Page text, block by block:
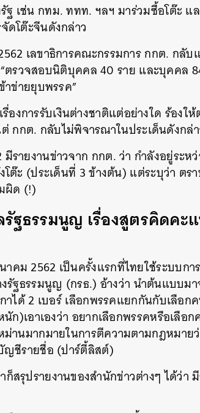
ฐ เช่น กทม. ททท. ฯลฯ มาร่วมซื้อโต๊ะ แ
ดโต๊ะจีนดังกล่าว
เลขาธิการคณะกรรมการ กกต. กลั
ตรวจสอบนิติบุคคล 40 ราย และบุคคล
ข่ายยุบพรรค”
องการรับเงินต่างชาติแต่อย่างใด ร้องใ
กกต. กลับไม่พิจารณาในประเด็นดังกล่
รายงานข่าวจาก กกต. ว่า กำลังอยู่ระห
ะ (ประเด็นที่ 3 ข้างต้น) แต่ระบุว่า ตรา
ผิด (!)
ฐธรรมนูญ เรื่องสูตรคิดคะ
าคม 2562 เป็นครั้งแรกที่ไทยใช้ระบบก
ฐธรรมนูญ (กรธ.) อ้างว่า นำต้นแบบม
าได้ 2 เบอร์ เลือกพรรคแยกกันกับเลือ
ก)เอาเองว่า อยากเลือกพรรคหรือเลือ
านมากมายในการตีความตามกฎหมาย
ชีรายชื่อ (ปาร์ตี้ลิสต์)
ก็สรุปรายงานของสำนักข่าวต่างๆ ได้ว่า